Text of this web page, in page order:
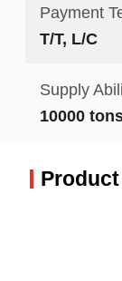
Payment
T/T, L/C
Supply
10000